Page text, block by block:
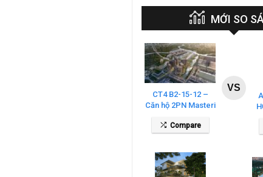
MỚI SO
CT4 B2-15-12 –
Căn hộ 2PN Masteri
Compare
VS